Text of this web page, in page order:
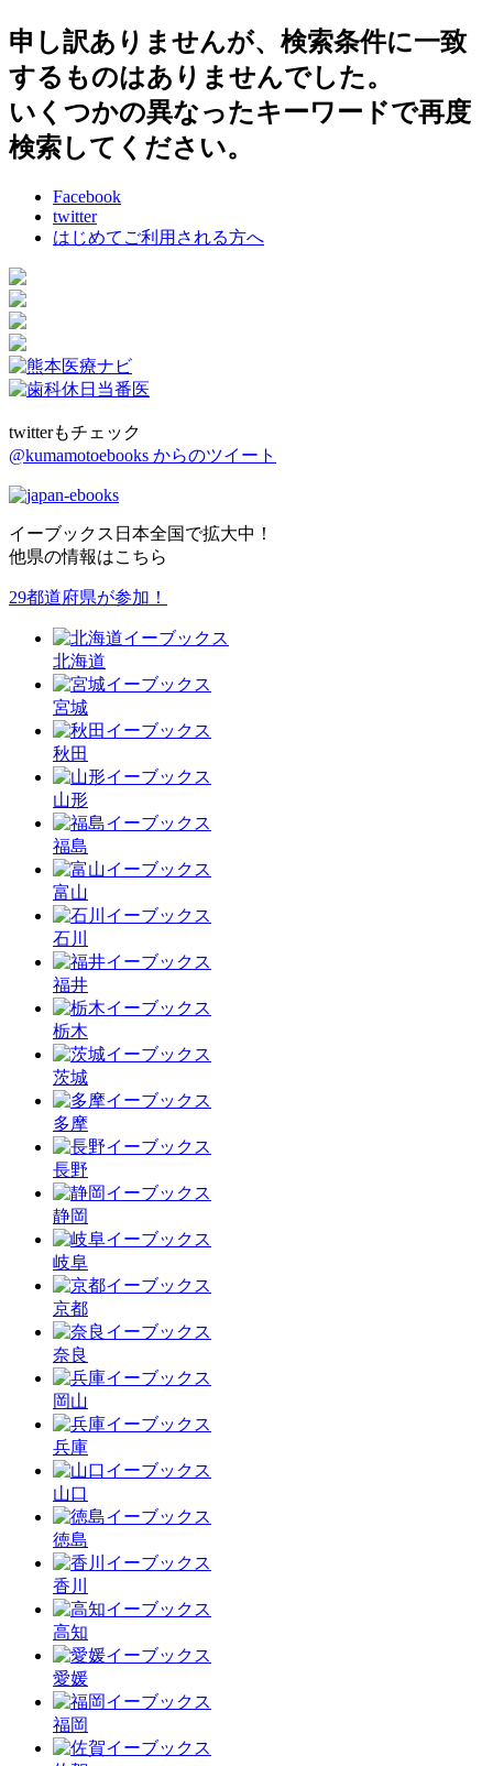
申し訳ありませんが、検索条件に一致
するものはありませんでした。
いくつかの異なったキーワードで再度
検索してください。
Facebook
twitter
はじめてご利用される方へ
twitterもチェック
@kumamotoebooks からのツイート
イーブックス日本全国で拡大中！
他県の情報はこちら
29都道府県が参加！
北海道
宮城
秋田
山形
福島
富山
石川
福井
栃木
茨城
多摩
長野
静岡
岐阜
京都
奈良
岡山
兵庫
山口
徳島
香川
高知
愛媛
福岡